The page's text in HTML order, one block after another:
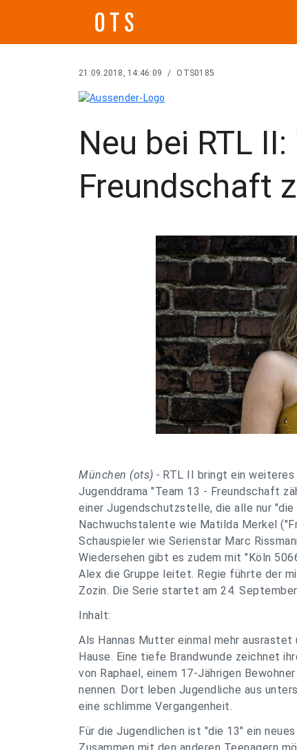
21.09.2018, 14:46:09 / OTS0185
Neu bei RTL
Freundschaft
München (ots) - RTL II bringt ein
Jugenddrama "Team 13 - Freundschaft
einer Jugendschutzstelle, die alle nur
Nachwuchstalente wie Matilda Merkel
Schauspieler wie Serienstar Marc
Wiedersehen gibt es zudem mit "Köln
Alex die Gruppe leitet. Regie führte der
Zozin. Die Serie startet am 24.
Inhalt:
Als Hannas Mutter einmal mehr
Hause. Eine tiefe Brandwunde zeichnet
von Raphael, einem 17-Jährigen
nennen. Dort leben Jugendliche aus
eine schlimme Vergangenheit.
Für die Jugendlichen ist "die 13" ein